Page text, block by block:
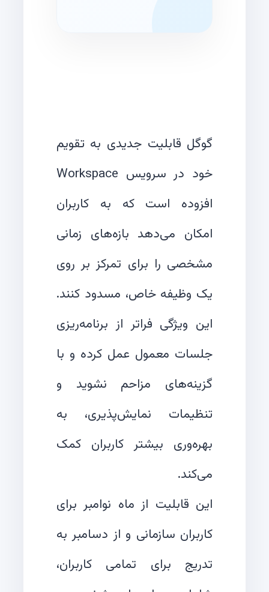
گوگل قابلیت جدیدی به تقویم
خود در سرویس Workspace
افزوده است که به کاربران
امکان می‌‌دهد بازه‌های زمانی
مشخصی را برای تمرکز بر روی
یک وظیفه خاص، مسدود کنند.
این ویژگی فراتر از برنامه‌ریزی
جلسات معمول عمل کرده و با
گزینه‌های مزاحم نشوید و
تنظیمات نمایش‌پذیری، به
بهره‌وری بیشتر کاربران کمک
این قابلیت از ماه نوامبر برای
کاربران سازمانی و از دسامبر به
تدریج برای تمامی کاربران،